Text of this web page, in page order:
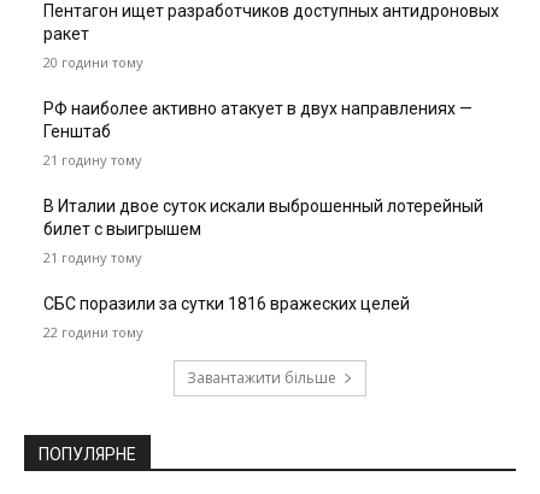
Пентагон ищет разработчиков доступных антидроновых
ракет
20 години тому
РФ наиболее активно атакует в двух направлениях —
Генштаб
21 годину тому
В Италии двое суток искали выброшенный лотерейный
билет с выигрышем
21 годину тому
СБС поразили за сутки 1816 вражеских целей
22 години тому
Завантажити більше
ПОПУЛЯРНЕ